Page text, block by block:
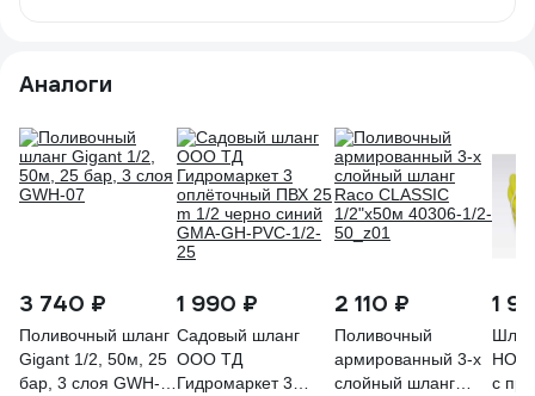
Аналоги
3 740 ₽
Поливочный шланг
Gigant 1/2, 50м, 25
бар, 3 слоя GWH-
1 990 ₽
Садовый шланг
ООО ТД
Гидромаркет 3
2 110 ₽
Поливочный
армированный 3-х
слойный шланг
1
с